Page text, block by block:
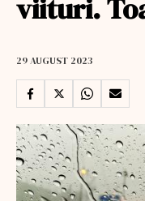
viituri.
29 AUGUST 2023